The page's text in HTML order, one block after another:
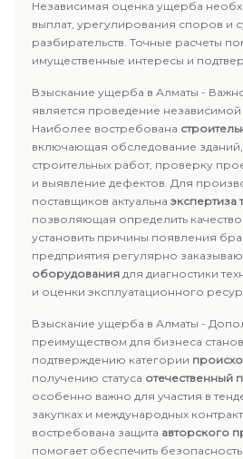
Независимая оценка ущерба
выплат, урегулирования споров и
разбирательств. Точные расчеты
имущественные интересы и
Взыскание ущерба в Алматы -
является проведение независимой
Наиболее востребована
включающая обследование зданий,
строительных работ, проверку
и выявление дефектов. Для
поставщиков актуальна экспертиза
позволяющая определить
установить причины появления
предприятия регулярно
оборудования для диагностики
и оценки эксплуатационного
Взыскание ущерба в Алматы -
преимуществом для бизнеса
подтверждению категории
получению статуса отечественный
особенно важно для участия в
закупках и международных
востребована защита авторского
помогает обеспечить